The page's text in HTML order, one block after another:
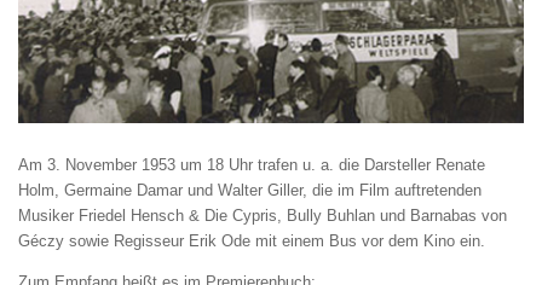
Am 3. November 1953 um 18 Uhr trafen u. a. die Darsteller Renate
Holm, Germaine Damar und Walter Giller, die im Film auftretenden
Musiker Friedel Hensch & Die Cypris, Bully Buhlan und Barnabas von
Géczy sowie Regisseur Erik Ode mit einem Bus vor dem Kino ein.